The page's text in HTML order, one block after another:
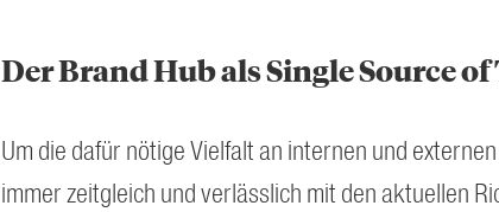
Der Brand Hub als Single Source
Um die dafür nötige Vielfalt an internen und
immer zeitgleich und verlässlich mit den aktuellen